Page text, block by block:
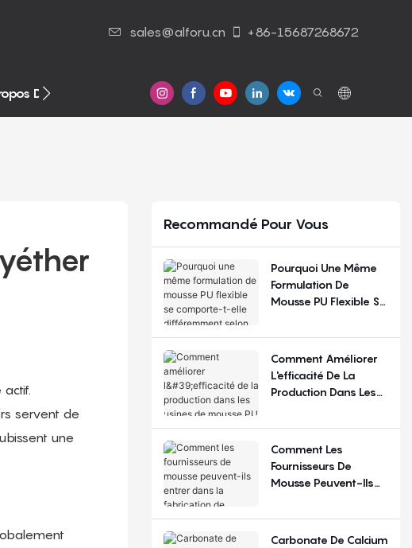
sales@alforu.cn +86-15687268672
De Nous Nous Contacter
servent de
une
Recommandé Pour Vous
Pourquoi Une Même
Formulation De
Mousse PU Flexible Se
Différemment Selon
Comment Améliorer
L'efficacité De La
Production Dans Les
Flexible ?
Comment Les
Fournisseurs De
Mousse Peuvent-Ils
Fabrication De
Carbonate De Calcium